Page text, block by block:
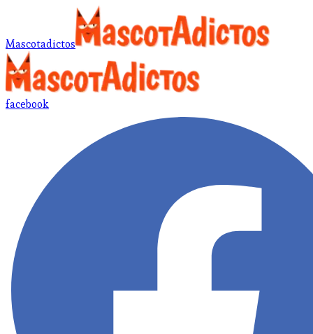
Mascotadictos
facebook